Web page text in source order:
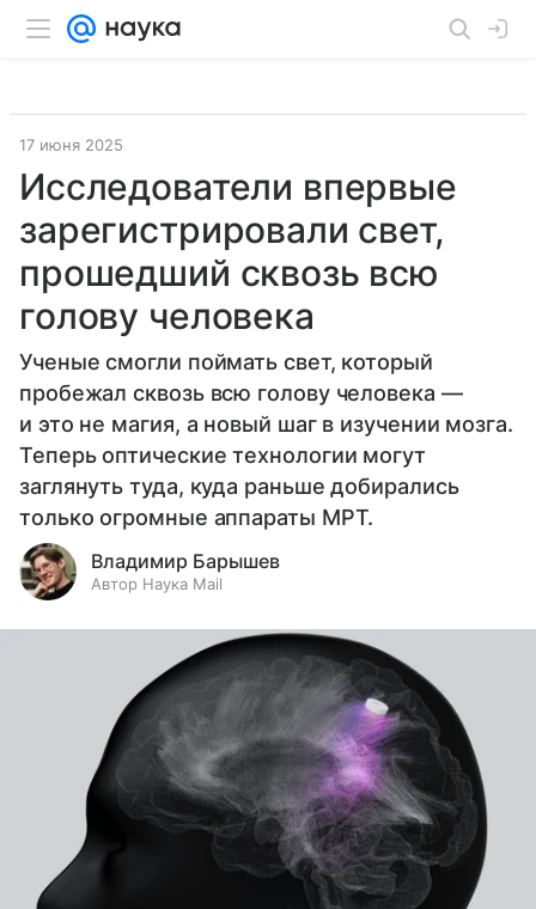
17 июня 2025
Исследователи впервые
зарегистрировали свет,
прошедший сквозь всю
голову человека
Ученые смогли поймать свет, который
пробежал сквозь всю голову человека —
и это не магия, а новый шаг в изучении мозга.
Теперь оптические технологии могут
заглянуть туда, куда раньше добирались
только огромные аппараты МРТ.
Владимир Барышев
Автор Наука Mail